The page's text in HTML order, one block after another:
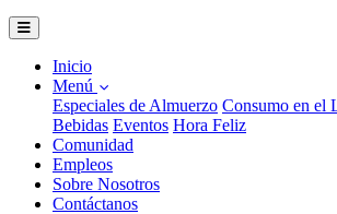
Inicio
Menú
Especiales de Almuerzo Consumo en el
Bebidas Eventos Hora Feliz
Comunidad
Empleos
Sobre Nosotros
Contáctanos